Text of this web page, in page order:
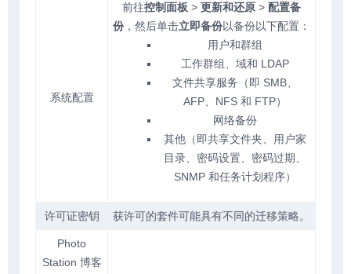
系统配置
前往控制面板 > 更新和还原 > 配置备
份，然后单击立即备份以备份以下配置：
用户和群组
工作群组、域和 LDAP
文件共享服务（即 SMB、
AFP、NFS 和 FTP）
网络备份
其他（即共享文件夹、用户家
目录、密码设置、密码过期、
SNMP 和任务计划程序）
许可证密钥 获许可的套件可能具有不同的迁移策略。
Photo
Station 博客